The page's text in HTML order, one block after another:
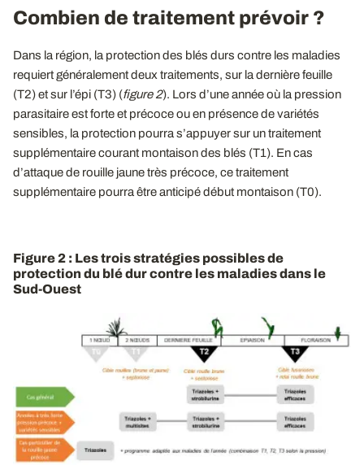
Combien de traitement prévoir ?
Dans la région, la protection des blés durs contre les maladies
requiert généralement deux traitements, sur la dernière feuille
(T2) et sur l’épi (T3) (figure 2). Lors d’une année où la pression
parasitaire est forte et précoce ou en présence de variétés
sensibles, la protection pourra s’appuyer sur un traitement
supplémentaire courant montaison des blés (T1). En cas
d’attaque de rouille jaune très précoce, ce traitement
supplémentaire pourra être anticipé début montaison (T0).
Figure 2 : Les trois stratégies possibles de
protection du blé dur contre les maladies dans le
Sud-Ouest